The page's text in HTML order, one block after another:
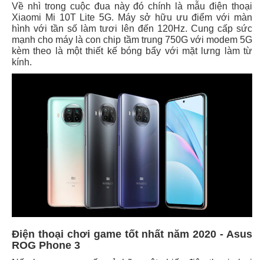
Về nhì trong cuộc đua này đó chính là mẫu điện thoại
Xiaomi Mi 10T Lite 5G. Máy sở hữu ưu điểm với màn
hình với tần số làm tươi lên đến 120Hz. Cung cấp sức
mạnh cho máy là con chip tầm trung 750G với modem 5G
kèm theo là một thiết kế bóng bẩy với mặt lưng làm từ
kính.
Điện thoại chơi game tốt nhất năm 2020 - Asus
ROG Phone 3